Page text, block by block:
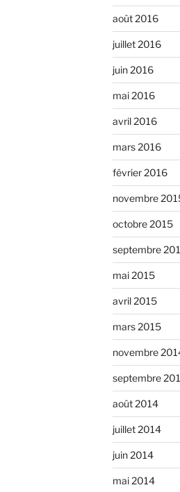
août 2016
juillet 2016
juin 2016
mai 2016
avril 2016
mars 2016
février 2016
novembre
octobre 2015
septembre
mai 2015
avril 2015
mars 2015
novembre
septembre
août 2014
juillet 2014
juin 2014
mai 2014